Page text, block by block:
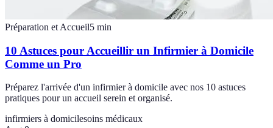
Préparation et Accueil5 min
10 Astuces pour Accueillir un Infirmier à Domicile
Comme un Pro
Préparez l'arrivée d'un infirmier à domicile avec nos 10 astuces
pratiques pour un accueil serein et organisé.
infirmiers à domicilesoins médicaux